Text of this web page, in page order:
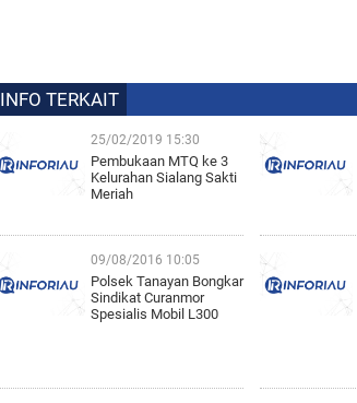
INFO TERKAIT
25/02/2019 15:30
Pembukaan MTQ ke 3
Kelurahan Sialang Sakti
Meriah
09/08/2016 10:05
Polsek Tanayan Bongkar
Sindikat Curanmor
Spesialis Mobil L300